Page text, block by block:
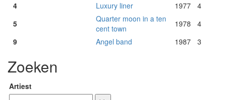
4
Luxury liner 1977
4
5
Quarter moon in a ten
cent town
1978
4
9
Angel band 1987 3
Zoeken
Artiest